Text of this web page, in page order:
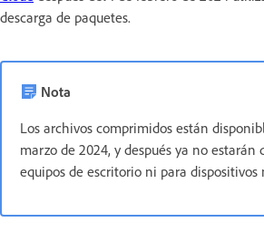
descarga de paquetes.
Nota
Los archivos comprimidos están
marzo de 2024, y después ya no estarán
equipos de escritorio ni para dispositivos